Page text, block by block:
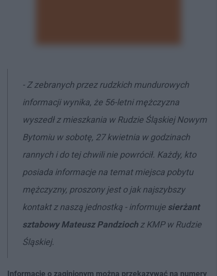
- Z zebranych przez rudzkich mundurowych
informacji wynika, że 56-letni mężczyzna
wyszedł z mieszkania w Rudzie Śląskiej Nowym
Bytomiu w sobotę, 27 kwietnia w godzinach
rannych i do tej chwili nie powrócił. Każdy, kto
posiada informacje na temat miejsca pobytu
mężczyzny, proszony jest o jak najszybszy
kontakt z naszą jednostką - informuje sierżant
sztabowy Mateusz Pandziochz KMP w Rudzie
Śląskiej.
Informacje o zaginionym można przekazywać na numery